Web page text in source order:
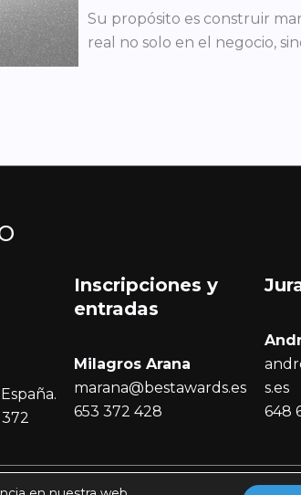
Su propósito es construir
real no solo en el negocio,
372
Inscripciones y
entradas
Milagros Arana
marana@bestawards.es
653 372 428
s.es
648